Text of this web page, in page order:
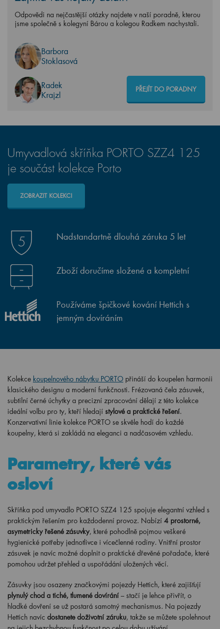
Odpovědi na nejčastější otázky najdete v naší poradně, kterou
jsme společně s kolegyní Bárou a kolegou Radkem nachystali.
Barbora
Stoklasová
Radek
Krajzl
PŘEJÍT DO PORADNY
Umyvadlová skříňka PORTO SZZ4 125
je součást kolekce Porto
ZOBRAZIT KOLEKCI
Nadstandartně dlouhá záruka 5 let
Zboží doručíme složené a kompletní
Používáme špičkové kování Hettich s
jemným dovíráním
Kolekce koupelnového nábytku PORTO přináší do koupelen harmonii
klasického designu a moderní funkčnosti. Frézovaná čela zásuvek,
subtilní černé úchytky a precizní zpracování dělají z této kolekce
ideální volbu pro ty, kteří hledají stylové a praktické řešení.
Konzervativní linie kolekce PORTO se skvěle hodí do každé
koupelny, která si zakládá na eleganci a nadčasovém vzhledu.
Parametry, které vás
osloví
Skříňka pod umyvadlo PORTO SZZ4 125 spojuje elegantní vzhled s
praktickým řešením pro každodenní provoz. Nabízí 4 prostorné,
asymetricky řešené zásuvky, které pohodlně pojmou veškeré
hygienické potřeby jednotlivce i vícečlenné rodiny. Vnitřní prostor
zásuvek je navíc možné doplnit o praktické dřevěné pořadače, které
pomohou udržet přehled a uspořádání uložených věcí.
Zásuvky jsou osazeny značkovými pojezdy Hettich, které zajišťují
plynulý chod a tiché, tlumené dovírání – stačí je lehce přivřít, o
hladké dovření se už postará samotný mechanismus. Na pojezdy
Hettich navíc dostanete doživotní záruku, takže se můžete spolehnout